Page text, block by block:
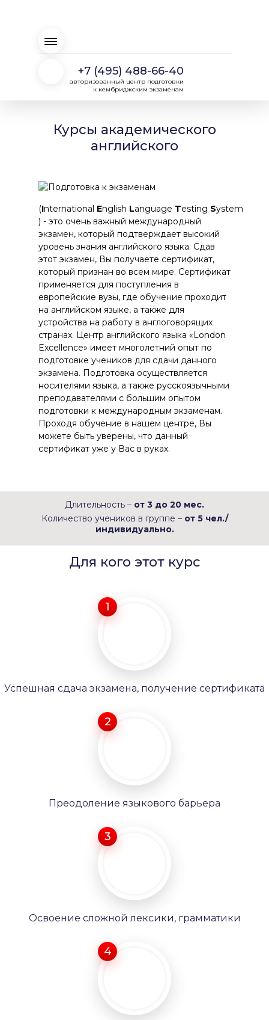
+7 (495) 488-66-40
авторизованный центр подготовки
к кембриджским экзаменам
Курсы академического
английского
(International English Language Testing System
) - это очень важный международный
экзамен, который подтверждает высокий
уровень знания английского языка. Сдав
этот экзамен, Вы получаете сертификат,
который признан во всем мире. Сертификат
применяется для поступления в
европейские вузы, где обучение проходит
на английском языке, а также для
устройства на работу в англоговорящих
странах. Центр английского языка «London
Excellence» имеет многолетний опыт по
подготовке учеников для сдачи данного
экзамена. Подготовка осуществляется
носителями языка, а также русскоязычными
преподавателями с большим опытом
подготовки к международным экзаменам.
Проходя обучение в нашем центре, Вы
можете быть уверены, что данный
сертификат уже у Вас в руках.
Длительность – от 3 до 20 мес.
Количество учеников в группе – от 5 чел./
индивидуально.
Для кого этот курс
1
Успешная сдача экзамена, получение сертификата
2
Преодоление языкового барьера
3
Освоение сложной лексики, грамматики
4